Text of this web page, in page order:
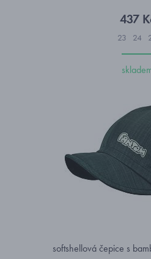
437
23 24
softshellová čepice s